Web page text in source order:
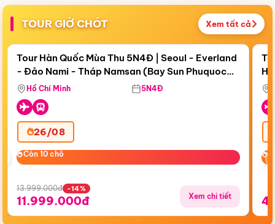
TOUR GIỜ CHÓT Xem tất cả
Còn19 ngày 13:00:48
Điểm nổi bật
Tour Hàn Quốc Mùa Thu 5N4Đ | Seoul - Everland
- Đảo Nami - Tháp Namsan (Bay Sun Phuquoc
Airways)
Hồ Chí Minh 5N4Đ
26/08
Còn 10 chỗ
Còn 10 chỗ
13.999.000đ -14%
11.999.000đ Xem chi tiết